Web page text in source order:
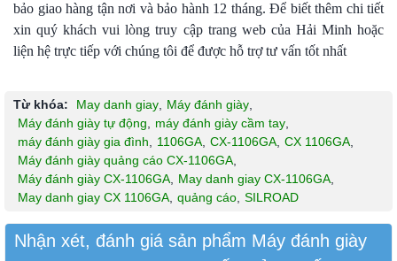
bảo giao hàng tận nơi và bảo hành 12 tháng. Để biết thêm chi tiết
xin quý khách vui lòng truy cập trang web của Hải Minh hoặc
liện hệ trực tiếp với chúng tôi để được hỗ trợ tư vấn tốt nhất
Từ khóa: May danh giay, Máy đánh giày,
Máy đánh giày tự động, máy đánh giày cầm tay,
máy đánh giày gia đình, 1106GA, CX-1106GA, CX 1106GA,
Máy đánh giày quảng cáo CX-1106GA,
Máy đánh giày CX-1106GA, May danh giay CX-1106GA,
May danh giay CX 1106GA, quảng cáo, SILROAD
Nhận xét, đánh giá sản phẩm Máy đánh giày